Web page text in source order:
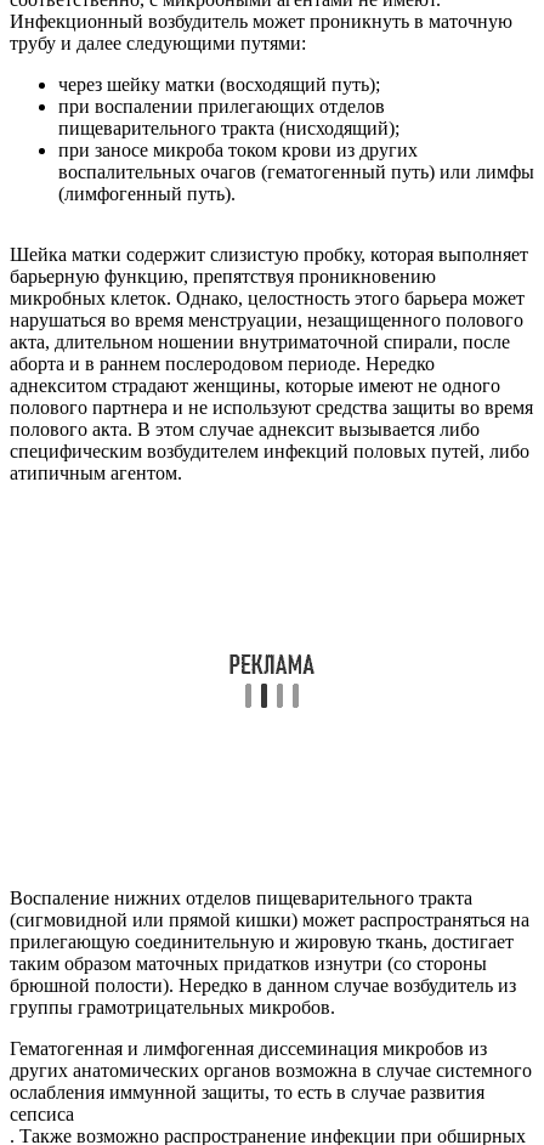
Инфекционный возбудитель может проникнуть в маточную
трубу и далее следующими путями:
через шейку матки (восходящий путь);
при воспалении прилегающих отделов
пищеварительного тракта (нисходящий);
при заносе микроба током крови из других
воспалительных очагов (гематогенный путь) или лимфы
(лимфогенный путь).
Шейка матки содержит слизистую пробку, которая выполняет
барьерную функцию, препятствуя проникновению
микробных клеток. Однако, целостность этого барьера может
нарушаться во время менструации, незащищенного полового
акта, длительном ношении внутриматочной спирали, после
аборта и в раннем послеродовом периоде. Нередко
аднекситом страдают женщины, которые имеют не одного
полового партнера и не используют средства защиты во время
полового акта. В этом случае аднексит вызывается либо
специфическим возбудителем инфекций половых путей, либо
атипичным агентом.
Воспаление нижних отделов пищеварительного тракта
(сигмовидной или прямой кишки) может распространяться на
прилегающую соединительную и жировую ткань, достигает
таким образом маточных придатков изнутри (со стороны
брюшной полости). Нередко в данном случае возбудитель из
группы грамотрицательных микробов.
Гематогенная и лимфогенная диссеминация микробов из
других анатомических органов возможна в случае системного
ослабления иммунной защиты, то есть в случае развития
сепсиса
. Также возможно распространение инфекции при обширных